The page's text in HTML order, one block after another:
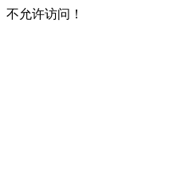
不允许访问！